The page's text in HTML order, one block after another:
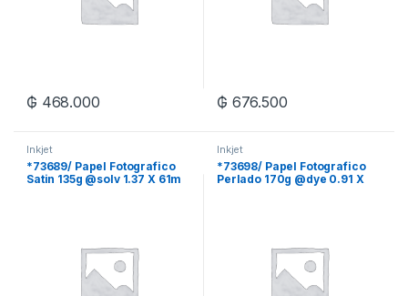
₲ 468.000 ₲ 676.500
Inkjet
*73689/ Papel Fotografico
Satin 135g @solv 1.37 X 61m
Inkjet
*73698/ Papel Fotografico
Perlado 170g @dye 0.91 X